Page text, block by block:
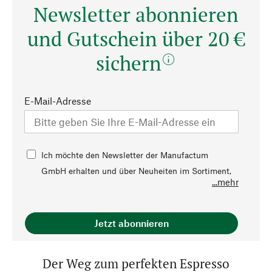
Newsletter abonnieren
und Gutschein über 20 €
sichern
E-Mail-Adresse
Ich möchte den Newsletter der Manufactum
GmbH erhalten und über Neuheiten im Sortiment,
Vorteile, die von Manufactum angeboten werden,
per E-Mail informiert werden. Diese Einwilligung
eine entsprechende Mitteilung an
...mehr
Jetzt abonnieren
Der Weg zum perfekten Espresso